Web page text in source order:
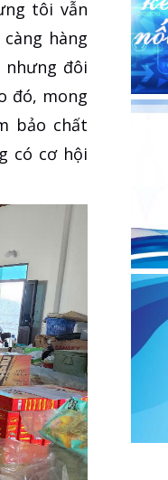
tôi vẫn
hàng
đôi
đó, mong
bảo chất
có cơ hội